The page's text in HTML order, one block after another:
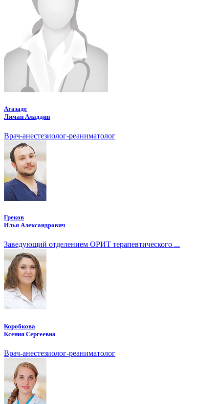
Агазаде
Ляман Аладдин
Врач-анестезиолог-реаниматолог
Греков
Илья Александрович
Заведующий отделением ОРИТ терапевтического ...
Коробкова
Ксения Сергеевна
Врач-анестезиолог-реаниматолог